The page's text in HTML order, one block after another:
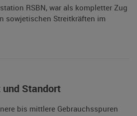
RSBN, war als kompletter Zug
sowjetischen Streitkräften im
Standort
bis mittlere Gebrauchsspuren